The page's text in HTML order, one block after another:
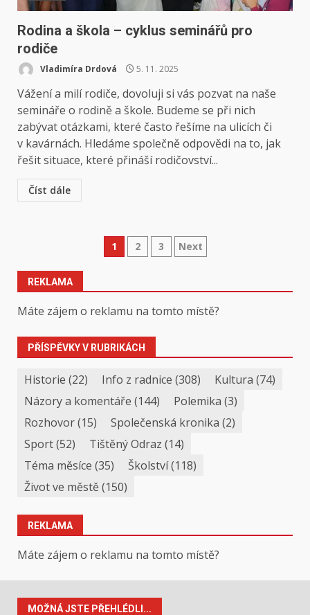
Rodina a škola – cyklus seminářů pro
rodiče
Vladimíra Drdová 5. 11. 2025
Vážení a milí rodiče, dovoluji si vás pozvat na naše
semináře o rodině a škole. Budeme se při nich
zabývat otázkami, které často řešíme na ulicích či
v kavárnách. Hledáme společně odpovědi na to, jak
řešit situace, které přináší rodičovství...
Číst dále
Stránkování
1 2 3 Next
REKLAMA
Máte zájem o reklamu na tomto místě?
PŘÍSPĚVKY V RUBRIKÁCH
Historie (22) Info z radnice (308) Kultura (74)
Názory a komentáře (144) Polemika (3)
Rozhovor(15) Společenská kronika (2)
Sport(52) Tištěný Odraz (14)
Téma měsíce (35) Školství(118)
Život ve městě(150)
REKLAMA
Máte zájem o reklamu na tomto místě?
MOŽNÁ JSTE PŘEHLÉDLI...